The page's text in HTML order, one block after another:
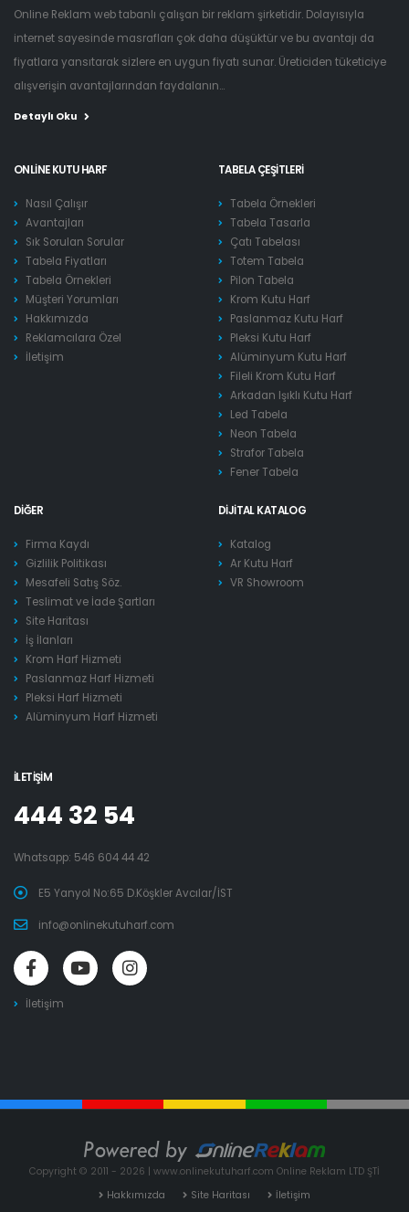
Online Reklam web tabanlı çalışan bir reklam şirketidir. Dolayısıyla
internet sayesinde masrafları çok daha düşüktür ve bu avantajı da
fiyatlara yansıtarak sizlere en uygun fiyatı sunar. Üreticiden tüketiciye
alışverişin avantajlarından faydalanın...
Detaylı Oku
ONLINE KUTU HARF
Nasıl Çalışır
Avantajları
Sık Sorulan Sorular
Tabela Fiyatları
Tabela Örnekleri
Müşteri Yorumları
Hakkımızda
Reklamcılara Özel
İletişim
TABELA ÇEŞITLERI
Tabela Örnekleri
Tabela Tasarla
Çatı Tabelası
Totem Tabela
Pilon Tabela
Krom Kutu Harf
Paslanmaz Kutu Harf
Pleksi Kutu Harf
Alüminyum Kutu Harf
Fileli Krom Kutu Harf
Arkadan Işıklı Kutu Harf
Led Tabela
Neon Tabela
Strafor Tabela
Fener Tabela
DIĞER
Firma Kaydı
Gizlilik Politikası
Mesafeli Satış Söz.
Teslimat ve İade Şartları
Site Haritası
İş İlanları
Krom Harf Hizmeti
Paslanmaz Harf Hizmeti
Pleksi Harf Hizmeti
Alüminyum Harf Hizmeti
DIJITAL KATALOG
Katalog
Ar Kutu Harf
VR Showroom
İLETIŞIM
444 32 54
Whatsapp: 546 604 44 42
E5 Yanyol No:65 D.Köşkler Avcılar/İST
info@onlinekutuharf.com
İletişim
Copyright © 2011 - 2026 | www.onlinekutuharf.com Online Reklam LTD ŞTİ
Hakkımızda
Site Haritası İletişim